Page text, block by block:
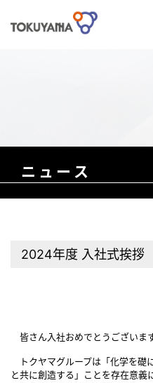
ニュース
2024年度 入社式挨拶
皆さん入社おめでとうございます
トクヤマグループは「化学を礎
と共に創造する」ことを存在意義